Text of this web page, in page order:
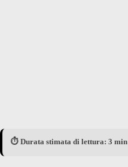
⏱️ Durata stimata di lettura: 3 min